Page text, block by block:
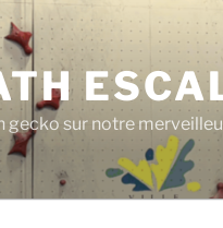
gecko sur notre